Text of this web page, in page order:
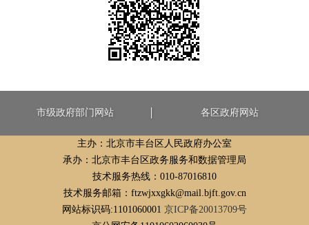
市级政府部门网站 各区政府网站
主办：北京市丰台区人民政府办公室
承办：北京市丰台区政务服务和数据管理局
技术服务热线：010-87016810
技术服务邮箱：ftzwjxxgkk@mail.bjft.gov.cn
网站标识码:1101060001 京ICP备20013709号